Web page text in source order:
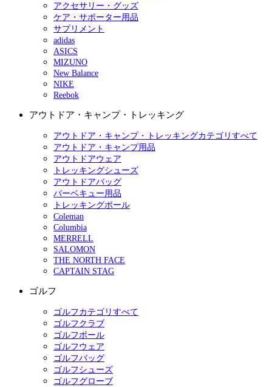
アクセサリー・グッズ
ケア・サポーター用品
サプリメント
adidas
ASICS
MIZUNO
New Balance
NIKE
Reebok
アウトドア・キャンプ・トレッキング
アウトドア・キャンプ・トレッキングカテゴリすべて
アウトドア・キャンプ用品
アウトドアウェア
トレッキングシューズ
アウトドアバッグ
バーベキュー用品
トレッキングポール
Coleman
Columbia
MERRELL
SALOMON
THE NORTH FACE
CAPTAIN STAG
ゴルフ
ゴルフカテゴリすべて
ゴルフクラブ
ゴルフボール
ゴルフウェア
ゴルフバッグ
ゴルフシューズ
ゴルフグローブ